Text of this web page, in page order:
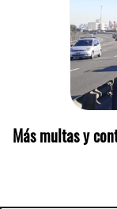
Más multas y